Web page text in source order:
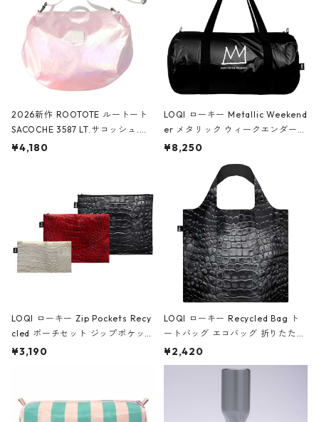
2026新作 ROOTOTE ルートート
SACOCHE 3587 LT.サコッシュ.ル
ミエ-B ショルダーバッグ グロスピ
¥4,180
LOQI ローキー Metallic Weekend
er メタリック ウィークエンダー
ボストンバッグ ショルダーバッグ
Black ジャン=ミッシェル・バスキ
ア/クラウン ブラック
¥8,250
LOQI ローキー Zip Pockets Recy
cled ポーチセット ジップポケット
ファスナーポーチ 撥水加工 トラベ
ーガンディー、オフホワイト
¥3,190
LOQI ローキー Recycled Bag ト
ートバッグ エコバッグ 折りたたみ
大きめ 撥水加工 収納ポーチ CRO
CODILE/Black クロコダイル/ブラ
¥2,420